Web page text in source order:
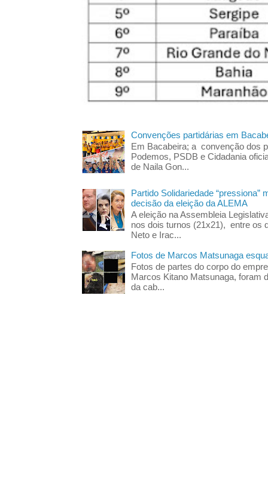
Convenções partidárias em
Em Bacabeira; a convenção dos
Podemos, PSDB e Cidadania
de Naila Gon...
Partido Solidariedade “pressiona”
decisão da eleição da ALEMA
A eleição na Assembleia
nos dois turnos (21x21), entre os
Neto e Irac...
Fotos de Marcos Matsunaga
Fotos de partes do corpo do
Marcos Kitano Matsunaga, foram
da cab...